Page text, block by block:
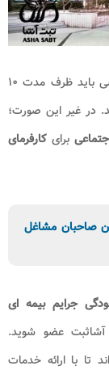
مذکور شخص متقاضی باید ظرف مدت ۱۰
در غیر این صورت؛
برایکارفرمای
صاحبان مشاغل
جرایم بیمه ای
آشاثبت عضو شوید.
تا با ارائه خدمات